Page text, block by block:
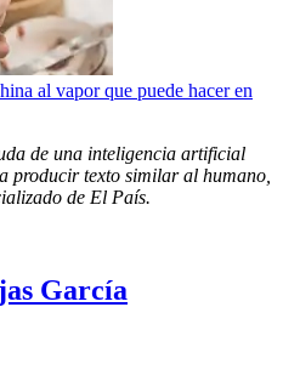
al vapor que puede hacer en
de una inteligencia artificial
producir texto similar al humano,
de El País.
García